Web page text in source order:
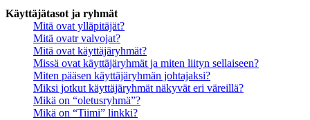
Käyttäjätasot ja ryhmät
Mitä ovat ylläpitäjät?
Mitä ovatr valvojat?
Mitä ovat käyttäjäryhmät?
Missä ovat käyttäjäryhmät ja miten liityn sellaiseen?
Miten pääsen käyttäjäryhmän johtajaksi?
Miksi jotkut käyttäjäryhmät näkyvät eri väreillä?
Mikä on “oletusryhmä”?
Mikä on “Tiimi” linkki?